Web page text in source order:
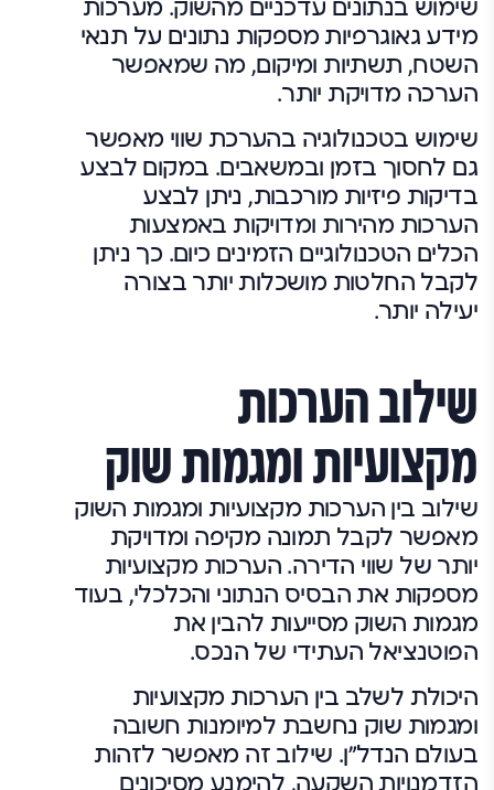
שימוש בנתונים עדכניים מהשוק. מערכות
מידע גאוגרפיות מספקות נתונים על תנאי
השטח, תשתיות ומיקום, מה שמאפשר
הערכה מדויקת יותר.
שימוש בטכנולוגיה בהערכת שווי מאפשר
גם לחסוך בזמן ובמשאבים. במקום לבצע
בדיקות פיזיות מורכבות, ניתן לבצע
הערכות מהירות ומדויקות באמצעות
הכלים הטכנולוגיים הזמינים כיום. כך ניתן
לקבל החלטות מושכלות יותר בצורה
יעילה יותר.
שילוב הערכות
מקצועיות ומגמות שוק
שילוב בין הערכות מקצועיות ומגמות השוק
מאפשר לקבל תמונה מקיפה ומדויקת
יותר של שווי הדירה. הערכות מקצועיות
מספקות את הבסיס הנתוני והכלכלי, בעוד
מגמות השוק מסייעות להבין את
הפוטנציאל העתידי של הנכס.
היכולת לשלב בין הערכות מקצועיות
ומגמות שוק נחשבת למיומנות חשובה
בעולם הנדל"ן. שילוב זה מאפשר לזהות
הזדמנויות השקעה, להימנע מסיכונים